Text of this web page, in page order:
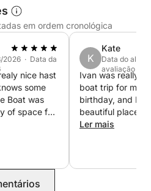
pressa. A bordo, você
de snorkel,
confortável e agradável.
é perfeita para quem busca
e cênica às ilhas de
de snorkel
em ordem cronológica
2026 · Data da
nice hast
some
Boat was
of space for
up for
K
Kate
Data do
avaliação 07/
Ivan was really
boat trip for me
birthday, and
beautiful places,
to swim and
Ler mais